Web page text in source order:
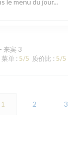
le menu du jour...
来宾 3
菜单 : 5/5 质价比 : 5/5
1 2 3